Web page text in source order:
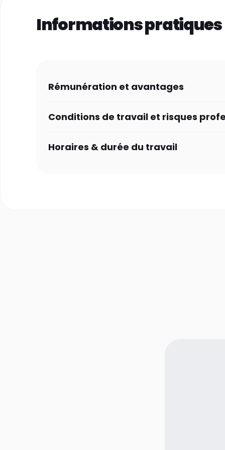
Informations pratiques
Rémunération et avantages
Conditions de travail et risques
Horaires & durée du travail